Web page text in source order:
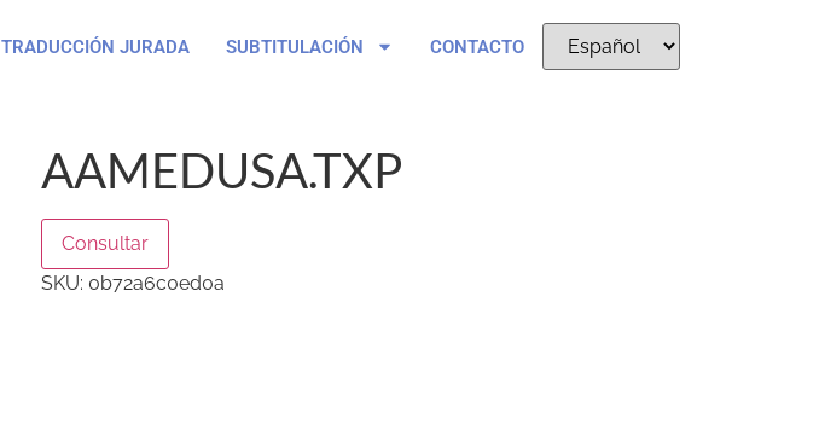
TRADUCCIÓN JURADA SUBTITULACIÓN CONTACTO
AAMEDUSA.TXP
Consultar
SKU: 0b72a6c0ed0a